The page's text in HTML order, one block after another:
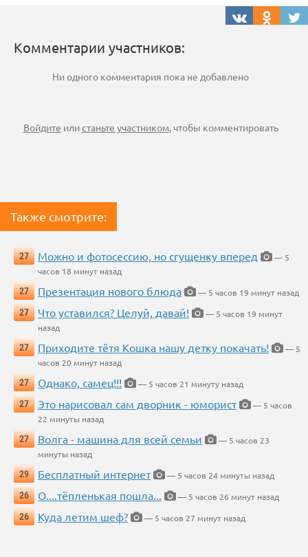
Комментарии участников:
Ни одного комментария пока не добавлено
Войдите илистаньте участником, чтобы комментировать
Также смотрите:
27 Можно и фотосессию, но сгущенку вперед
— 5
часов 18 минут назад
27
Презентация нового блюда
— 5 часов 19 минут назад
27
Что уставился? Целуй, давай!
— 5 часов 19 минут
назад
27
Приходите тётя Кошка нашу детку покачать!
— 5
часов 20 минут назад
27
Однако, самец!!!
— 5 часов 21 минуту назад
27
Это нарисовал сам дворник - юморист
— 5 часов
22 минуты назад
27
Волга - машина для всей семьи
— 5 часов 23
минуты назад
29
Бесплатный интернет
— 5 часов 24 минуты назад
26
О....тёпленькая пошла...
— 5 часов 26 минут назад
26
Куда летим шеф? — 5 часов 27 минут назад